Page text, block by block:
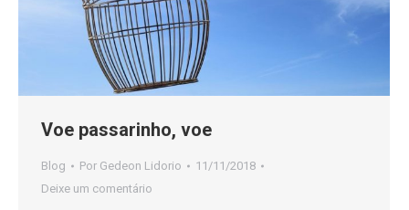
Voe passarinho, voe
Blog Por Gedeon Lidorio
11/11/2018
Deixe um comentário